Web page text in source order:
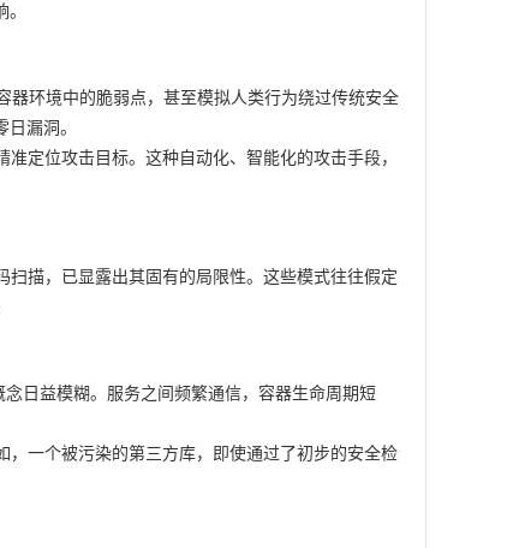
环境中的脆弱点，甚至模拟人类行为绕过传统安全
漏洞。
定位攻击目标。这种自动化、智能化的攻击手段，
描，已显露出其固有的局限性。这些模式往往假定
日益模糊。服务之间频繁通信，容器生命周期短
一个被污染的第三方库，即使通过了初步的安全检